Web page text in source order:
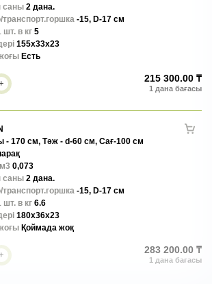
саны 2 дана.
-15, D-17 см
шт. в кг 5
155x33x23
Есть
215 300.00 ₸
- 170 см, Тәж - d-60 см, Сағ-100 см
0,073
саны 2 дана.
-15, D-17 см
шт. в кг 6.6
180x36x23
Қоймада жоқ
283 200.00 ₸